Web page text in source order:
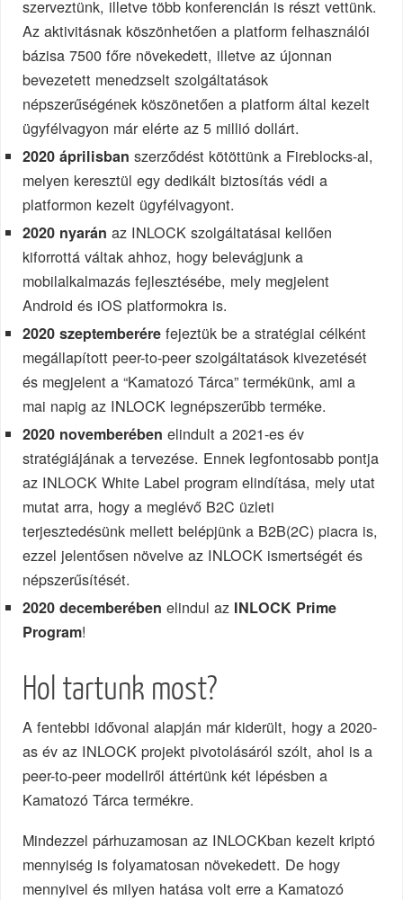
szerveztünk, illetve több konferencián is részt vettünk.
Az aktivitásnak köszönhetően a platform felhasználói
bázisa 7500 főre növekedett, illetve az újonnan
bevezetett menedzselt szolgáltatások
népszerűségének köszönetően a platform által kezelt
ügyfélvagyon már elérte az 5 millió dollárt.
2020 áprilisban szerződést kötöttünk a Fireblocks-al,
melyen keresztül egy dedikált biztosítás védi a
platformon kezelt ügyfélvagyont.
2020 nyarán az INLOCK szolgáltatásai kellően
kiforrottá váltak ahhoz, hogy belevágjunk a
mobilalkalmazás fejlesztésébe, mely megjelent
Android és iOS platformokra is.
2020 szeptemberére fejeztük be a stratégiai célként
megállapított peer-to-peer szolgáltatások kivezetését
és megjelent a “Kamatozó Tárca” termékünk, ami a
mai napig az INLOCK legnépszerűbb terméke.
2020 novemberében elindult a 2021-es év
stratégiájának a tervezése. Ennek legfontosabb pontja
az INLOCK White Label program elindítása, mely utat
mutat arra, hogy a meglévő B2C üzleti
terjesztedésünk mellett belépjünk a B2B(2C) piacra is,
ezzel jelentősen növelve az INLOCK ismertségét és
népszerűsítését.
2020 decemberében elindul az INLOCK Prime
Program!
Hol tartunk most?
A fentebbi idővonal alapján már kiderült, hogy a 2020-
as év az INLOCK projekt pivotolásáról szólt, ahol is a
peer-to-peer modellről áttértünk két lépésben a
Kamatozó Tárca termékre.
Mindezzel párhuzamosan az INLOCKban kezelt kriptó
mennyiség is folyamatosan növekedett. De hogy
mennyivel és milyen hatása volt erre a Kamatozó